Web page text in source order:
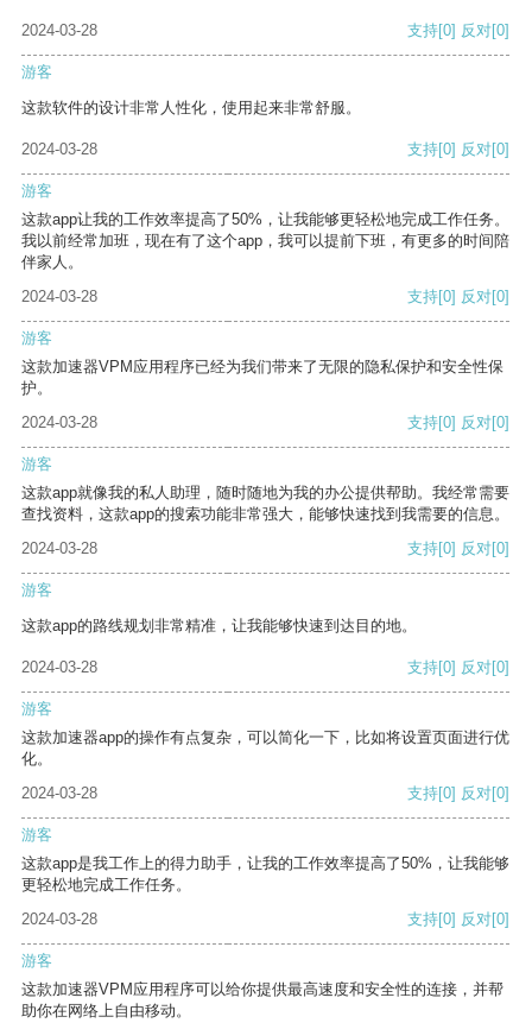
2024-03-28 支持[0] 反对[0]
游客
这款软件的设计非常人性化，使用起来非常舒服。
2024-03-28 支持[0] 反对[0]
游客
这款app让我的工作效率提高了50%，让我能够更轻松地完成工作任务。
我以前经常加班，现在有了这个app，我可以提前下班，有更多的时间陪
伴家人。
2024-03-28
支持[0] 反对[0]
游客
这款加速器VPM应用程序已经为我们带来了无限的隐私保护和安全性保
护。
2024-03-28
支持[0] 反对[0]
游客
这款app就像我的私人助理，随时随地为我的办公提供帮助。我经常需要
查找资料，这款app的搜索功能非常强大，能够快速找到我需要的信息。
2024-03-28
支持[0] 反对[0]
游客
这款app的路线规划非常精准，让我能够快速到达目的地。
2024-03-28 支持[0] 反对[0]
游客
这款加速器app的操作有点复杂，可以简化一下，比如将设置页面进行优
化。
2024-03-28
支持[0] 反对[0]
游客
这款app是我工作上的得力助手，让我的工作效率提高了50%，让我能够
更轻松地完成工作任务。
2024-03-28
支持[0] 反对[0]
游客
这款加速器VPM应用程序可以给你提供最高速度和安全性的连接，并帮
助你在网络上自由移动。